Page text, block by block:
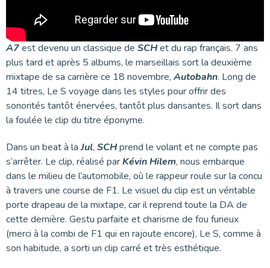
A7est devenu un classique de SCHet du rap français. 7 ans
plus tard et après 5 albums, le marseillais sort la deuxième
mixtape de sa carrière ce 18 novembre, Autobahn. Long de
14 titres, Le S voyage dans les styles pour offrir des
sonorités tantôt énervées, tantôt plus dansantes. Il sort dans
la foulée le clip du titre éponyme.
Dans un beat à laJul, SCHprend le volant et ne compte pas
s’arrêter. Le clip, réalisé parKévin Hilem, nous embarque
dans le milieu de l’automobile, où le rappeur roule sur la concu
à travers une course de F1. Le visuel du clip est un véritable
porte drapeau de la mixtape, car il reprend toute la DA de
cette dernière. Gestu parfaite et charisme de fou furieux
(merci à la combi de F1 qui en rajoute encore), Le S, comme à
son habitude, a sorti un clip carré et très esthétique.